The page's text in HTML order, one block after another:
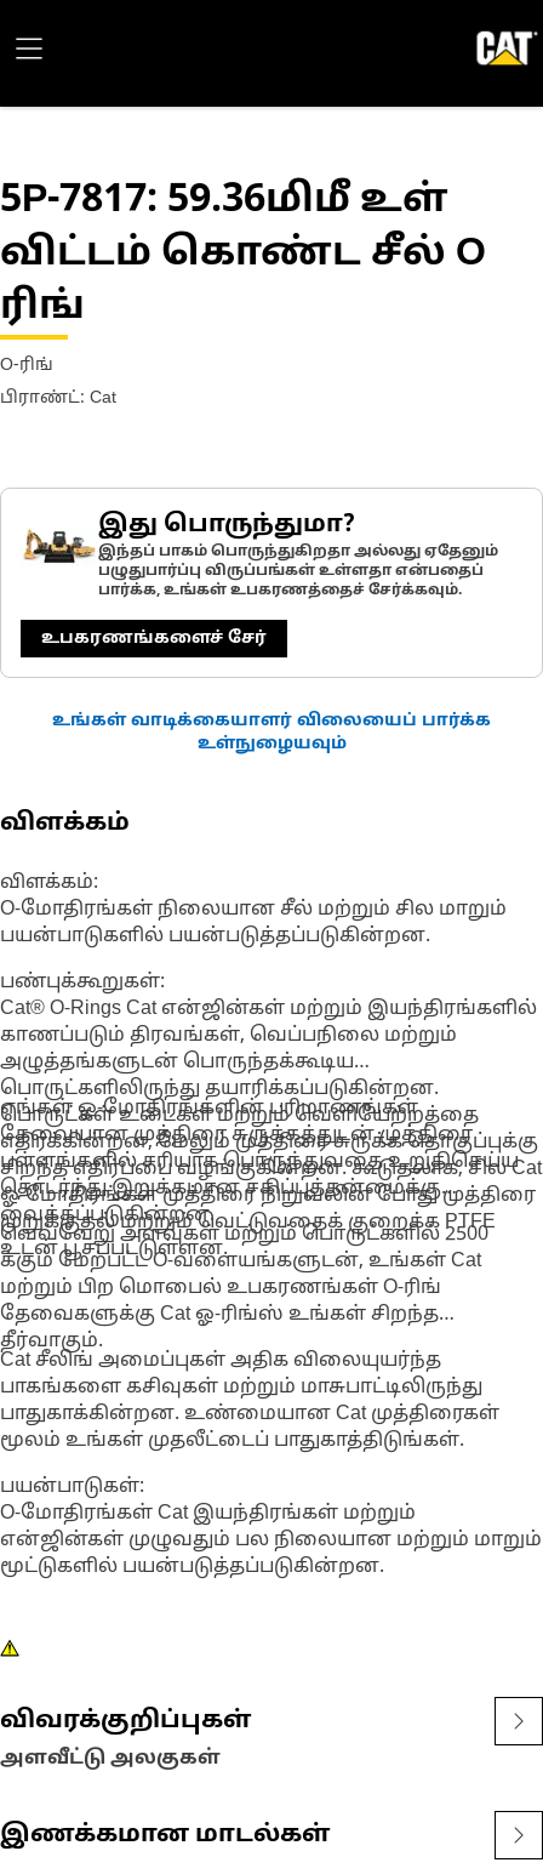
5P-7817: 59.36மிமீ உள்
விட்டம் கொண்ட சீல் O
ரிங்
O-ரிங்
பிராண்ட்: Cat
இது பொருந்துமா?
இந்தப் பாகம் பொருந்துகிறதா அல்லது ஏதேனும்
பழுதுபார்ப்பு விருப்பங்கள் உள்ளதா என்பதைப்
பார்க்க, உங்கள் உபகரணத்தைச் சேர்க்கவும்.
உபகரணங்களைச் சேர்
உங்கள் வாடிக்கையாளர் விலையைப் பார்க்க
உள்நுழையவும்
விளக்கம்
விளக்கம்:
O-மோதிரங்கள் நிலையான சீல் மற்றும் சில மாறும்
பயன்பாடுகளில் பயன்படுத்தப்படுகின்றன.
பண்புக்கூறுகள்:
Cat® O-Rings Cat என்ஜின்கள் மற்றும் இயந்திரங்களில்
காணப்படும் திரவங்கள், வெப்பநிலை மற்றும்
அழுத்தங்களுடன் பொருந்தக்கூடிய
பொருட்களிலிருந்து தயாரிக்கப்படுகின்றன.
பொருட்கள் உடைகள் மற்றும் வெளியேற்றத்தை
எதிர்க்கின்றன, மேலும் முத்திரை சுருக்க தொகுப்புக்கு
சிறந்த எதிர்ப்பை வழங்குகின்றன. கூடுதலாக, சில Cat
ஓ-மோதிரங்கள் முத்திரை நிறுவலின் போது முத்திரை
முறுக்குதல் மற்றும் வெட்டுவதைக் குறைக்க PTFE
உடன் பூசப்பட்டுள்ளன.
எங்கள் ஓ-மோதிரங்களின் பரிமாணங்கள்
தேவையான முத்திரை சுருக்கத்துடன் முத்திரை
பள்ளங்களில் சரியாக பொருந்துவதை உறுதிசெய்ய
தொடர்ந்து இறுக்கமான சகிப்புத்தன்மைக்கு
வைக்கப்படுகின்றன.
வெவ்வேறு அளவுகள் மற்றும் பொருட்களில் 2500
க்கும் மேற்பட்ட O-வளையங்களுடன், உங்கள் Cat
மற்றும் பிற மொபைல் உபகரணங்கள் O-ரிங்
தேவைகளுக்கு Cat ஓ-ரிங்ஸ் உங்கள் சிறந்த
தீர்வாகும்.
Cat சீலிங் அமைப்புகள் அதிக விலையுயர்ந்த
பாகங்களை கசிவுகள் மற்றும் மாசுபாட்டிலிருந்து
பாதுகாக்கின்றன. உண்மையான Cat முத்திரைகள்
மூலம் உங்கள் முதலீட்டைப் பாதுகாத்திடுங்கள்.
பயன்பாடுகள்:
O-மோதிரங்கள் Cat இயந்திரங்கள் மற்றும்
என்ஜின்கள் முழுவதும் பல நிலையான மற்றும் மாறும்
மூட்டுகளில் பயன்படுத்தப்படுகின்றன.
விவரக்குறிப்புகள்
அளவீட்டு அலகுகள்
இணக்கமான மாடல்கள்